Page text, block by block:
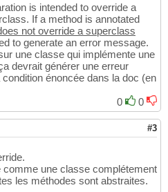
is intended to override a
If a method is annotated
not override a superclass
to generate an error message.
une classe qui implémente une
devrait générer une erreur
énoncée dans la doc (en
0
0
#3
comme une classe complétement
les méthodes sont abstraites.